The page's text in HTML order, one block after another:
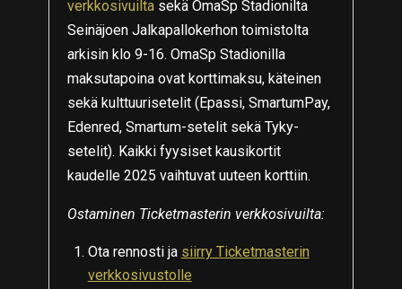
verkkosivuiltasekä OmaSp Stadionilta
Seinäjoen Jalkapallokerhon toimistolta
arkisin klo 9-16. OmaSp Stadionilla
maksutapoina ovat korttimaksu, käteinen
sekä kulttuurisetelit (Epassi, SmartumPay,
Edenred, Smartum-setelit sekä Tyky-
setelit). Kaikki fyysiset kausikortit
kaudelle 2025 vaihtuvat uuteen korttiin.
Ostaminen Ticketmasterin verkkosivuilta:
Ota rennosti ja siirry Ticketmasterin
verkkosivustolle